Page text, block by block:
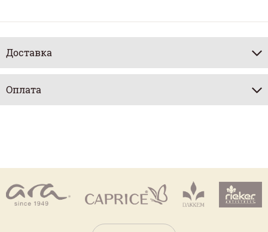
Доставка
Оплата